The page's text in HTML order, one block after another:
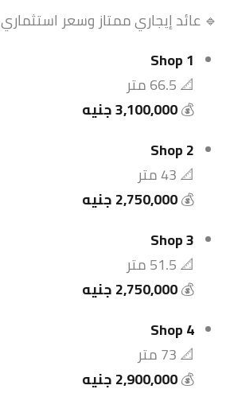
🔹 عائد إيجاري ممتاز وسعر استثماري
Shop 1
📐 66.5 متر
💰3,100,000 جنيه
Shop 2
📐 43 متر
💰2,750,000 جنيه
Shop 3
📐 51.5 متر
💰2,750,000 جنيه
Shop 4
📐 73 متر
💰2,900,000 جنيه